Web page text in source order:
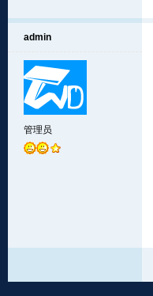
admin
管理员